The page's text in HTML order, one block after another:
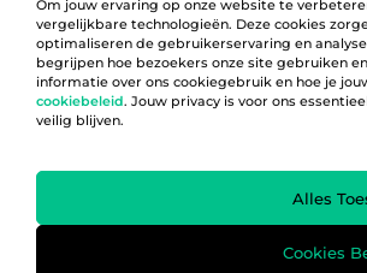
Om jouw ervaring op onze website te
vergelijkbare technologieën. Deze cookies
optimaliseren de gebruikerservaring en
begrijpen hoe bezoekers onze site gebruiken
informatie over ons cookiegebruik en hoe je
cookiebeleid. Jouw privacy is voor ons
veilig blijven.
Alles
Cookies